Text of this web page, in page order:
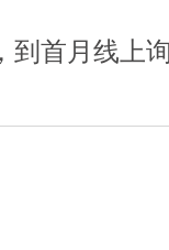
首月线上